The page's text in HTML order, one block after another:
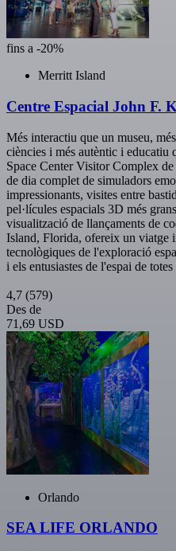
fins a -20%
Merritt Island
Centre Espacial John F.
Més interactiu que un museu,
ciències i més autèntic i
Space Center Visitor Complex
de dia complet de simuladors
impressionants, visites entre
pel·lícules espacials 3D més
visualització de llançaments de
Island, Florida, ofereix un viatge
tecnològiques de l'exploració
i els entusiastes de l'espai de
4,7 (579)
Des de
71,69 USD
Orlando
SEA LIFE ORLANDO